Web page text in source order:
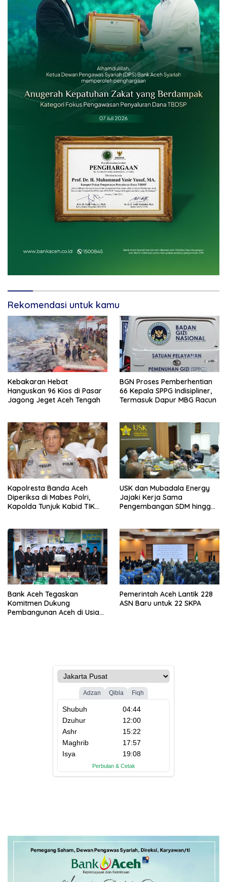
Rekomendasi untuk kamu
Kebakaran Hebat
Hanguskan 96 Kios di Pasar
Jagong Jeget Aceh Tengah
BGN Proses Pemberhentian
66 Kepala SPPG Indisipliner,
Termasuk Dapur MBG Racun
Kapolresta Banda Aceh
Diperiksa di Mabes Polri,
Kapolda Tunjuk Kabid TIK
USK dan Mubadala Energy
Jajaki Kerja Sama
Pengembangan SDM hingga
Bank Aceh Tegaskan
Komitmen Dukung
Pembangunan Aceh di Usia
Pemerintah Aceh Lantik 228
ASN Baru untuk 22 SKPA